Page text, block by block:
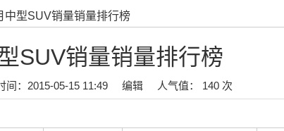
中型SUV销量销量排行榜
SUV销量销量排行榜
间：2015-05-15 11:49 编辑 人气值： 140 次